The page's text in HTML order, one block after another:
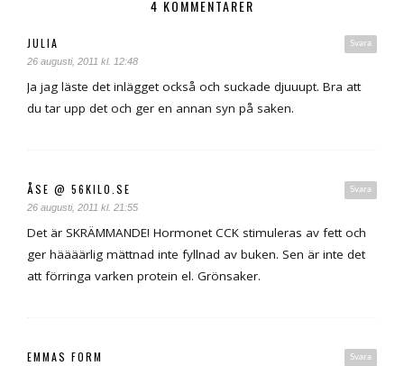
4 KOMMENTARER
Svara
JULIA
26 augusti, 2011 kl. 12:48
Ja jag läste det inlägget också och suckade djuuupt. Bra att
du tar upp det och ger en annan syn på saken.
Svara
ÅSE @ 56KILO.SE
26 augusti, 2011 kl. 21:55
Det är SKRÄMMANDE! Hormonet CCK stimuleras av fett och
ger häääärlig mättnad inte fyllnad av buken. Sen är inte det
att förringa varken protein el. Grönsaker.
Svara
EMMAS FORM